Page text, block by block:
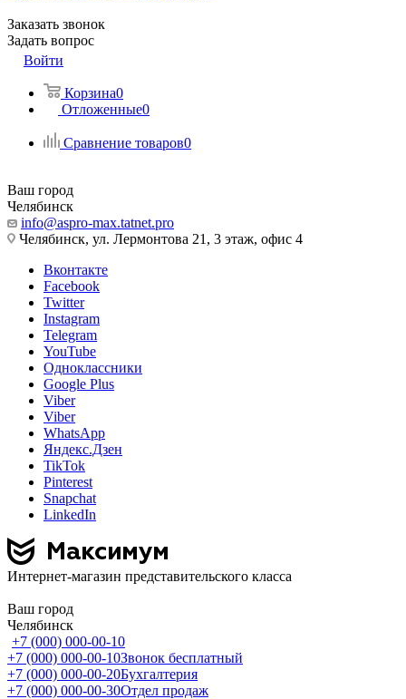
Заказать звонок
Задать вопрос
Войти
Корзина0
Отложенные0
Сравнение товаров0
Ваш город
Челябинск
info@aspro-max.tatnet.pro
Челябинск, ул. Лермонтова 21, 3 этаж, офис 4
Вконтакте
Facebook
Twitter
Instagram
Telegram
YouTube
Одноклассники
Google Plus
Viber
Viber
WhatsApp
Яндекс.Дзен
TikTok
Pinterest
Snapchat
LinkedIn
Интернет-магазин представительского класса
Ваш город
Челябинск
+7 (000) 000-00-10
+7 (000) 000-00-10Звонок бесплатный
+7 (000) 000-00-20Бухгалтерия
+7 (000) 000-00-30Отдел продаж